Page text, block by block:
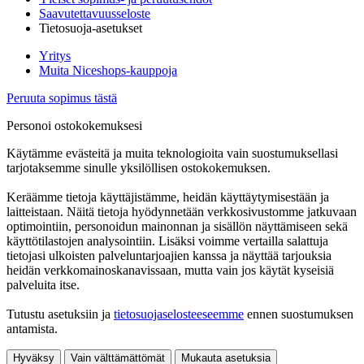
Saavutettavuusseloste
Tietosuoja-asetukset
Yritys
Muita Niceshops-kauppoja
Peruuta sopimus tästä
Personoi ostokokemuksesi
Käytämme evästeitä ja muita teknologioita vain suostumuksellasi
tarjotaksemme sinulle yksilöllisen ostokokemuksen.
Keräämme tietoja käyttäjistämme, heidän käyttäytymisestään ja
laitteistaan. Näitä tietoja hyödynnetään verkkosivustomme jatkuvaan
optimointiin, personoidun mainonnan ja sisällön näyttämiseen sekä
käyttötilastojen analysointiin. Lisäksi voimme vertailla salattuja
tietojasi ulkoisten palveluntarjoajien kanssa ja näyttää tarjouksia
heidän verkkomainoskanavissaan, mutta vain jos käytät kyseisiä
palveluita itse.
Tutustu asetuksiin ja tietosuojaselosteeseemme ennen suostumuksen
antamista.
Hyväksy Vain välttämättömät Mukauta asetuksia